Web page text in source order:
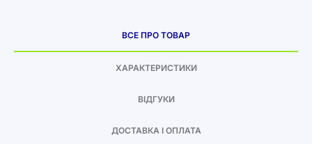
ВСЕ ПРО ТОВАР
ХАРАКТЕРИСТИКИ
ВІДГУКИ
ДОСТАВКА І ОПЛАТА